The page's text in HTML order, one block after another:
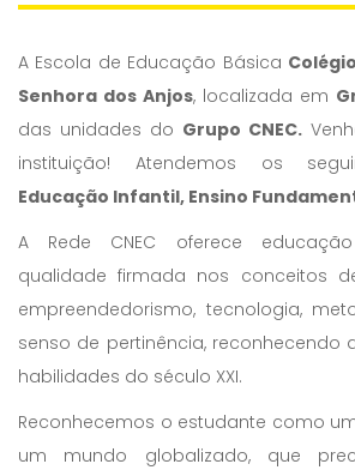
A Escola de Educação Básica
Senhora dos Anjos, localizada em
das unidades do Grupo CNEC.
instituição! Atendemos os
Educação Infantil, Ensino
A Rede CNEC oferece
qualidade firmada nos conceitos
empreendedorismo, tecnologia,
senso de pertinência, reconhecendo
habilidades do século XXI.
Reconhecemos o estudante como
um mundo globalizado, que